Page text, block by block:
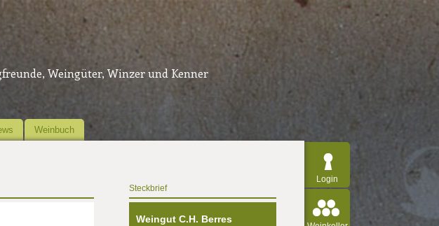
Weingüter, Winzer und Kenner
Weinbuch
Login
Steckbrief
Weingut C.H. Berres